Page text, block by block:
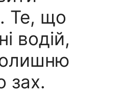
Те, що
водій,
зах.